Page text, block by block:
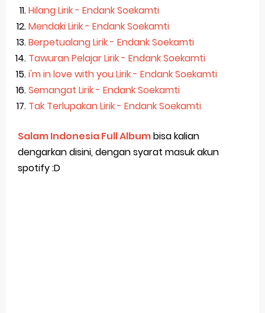
Hilang Lirik - Endank Soekamti
Mendaki Lirik - Endank Soekamti
Berpetualang Lirik - Endank Soekamti
Tawuran Pelajar Lirik - Endank Soekamti
i'm in love with you Lirik - Endank Soekamti
Semangat Lirik - Endank Soekamti
Tak Terlupakan Lirik - Endank Soekamti
Salam Indonesia Full Albumbisa kalian
dengarkan disini, dengan syarat masuk akun
spotify :D